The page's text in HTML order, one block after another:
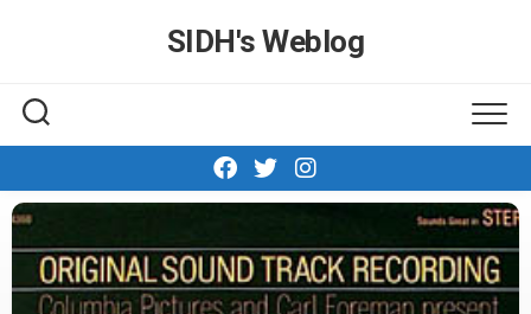
SIDH′s Weblog